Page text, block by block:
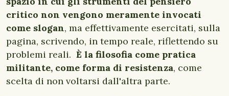
critico non vengono meramente invocati
come slogan, ma effettivamente esercitati, sulla
pagina, scrivendo, in tempo reale, riflettendo su
problemi reali. È la filosofia come pratica
militante, come forma di resistenza, come
scelta di non voltarsi dall'altra parte.